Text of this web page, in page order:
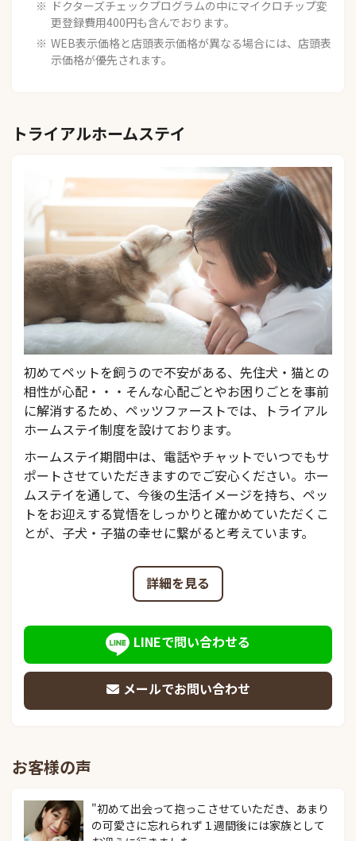
ドクターズチェックプログラムの中にマイクロチップ変
更登録費用400円も含んでおります。
WEB表示価格と店頭表示価格が異なる場合には、店頭表
示価格が優先されます。
トライアルホームステイ
初めてペットを飼うので不安がある、先住犬・猫との
相性が心配・・・そんな心配ごとやお困りごとを事前
に解消するため、ペッツファーストでは、トライアル
ホームステイ制度を設けております。
ホームステイ期間中は、電話やチャットでいつでもサ
ポートさせていただきますのでご安心ください。ホー
ムステイを通して、今後の生活イメージを持ち、ペッ
トをお迎えする覚悟をしっかりと確かめていただくこ
とが、子犬・子猫の幸せに繋がると考えています。
詳細を見る
LINEで問い合わせる
メールでお問い合わせ
お客様の声
"初めて出会って抱っこさせていただき、あまり
の可愛さに忘れられず１週間後には家族として